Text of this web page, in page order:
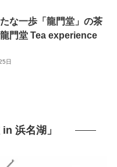
な一歩「龍門堂」の茶
門堂 Tea experience
日
浜名湖」